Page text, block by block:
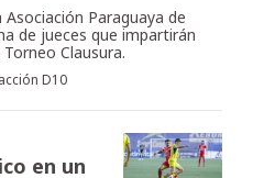
Paraguaya de
de jueces que impartirán
Clausura.
D10
en un